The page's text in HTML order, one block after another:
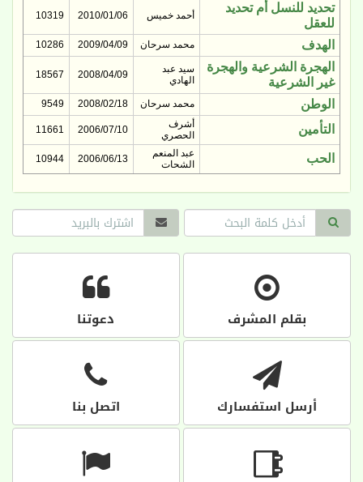
تحديد للنسل أم تحديد
للعقل
أحمد خميس 2010/01/06
10319
الهدف محمد سرحان 2009/04/09
10286
الهجرة الشرعية والهجرة
غير الشرعية
سيد عبد
الهادي
2008/04/09
18567
الوطن محمد سرحان 2008/02/18
9549
التأمين
أشرف
الحصري
2006/07/10
11661
الحب
عبد المنعم
الشحات
2006/06/13
10944
بقلم المشرف دعوتنا
أرسل استفسارك اتصل بنا